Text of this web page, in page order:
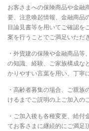
お客さまへの保険商品や金融
要、注意喚起情報、金融商品
目論見書等を用いてご確認を
案を行うことでご満足いただ
・外貨建の保険や金融商品
の知識、経験、ご家族構成な
かりやすい言葉を用い、丁寧
・高齢者募集の場合、ご親
けるまでご説明の上ご加入の
・ご加入後も各種変更、給
てお客さまに継続的にご満足